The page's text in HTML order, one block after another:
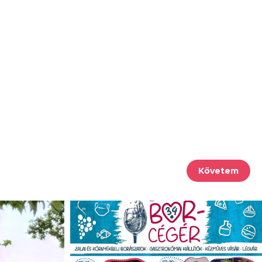
Követem